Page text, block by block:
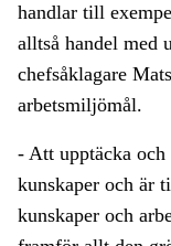
handlar till
alltså handel med
chefsåklagare
arbetsmiljömål.
- Att upptäcka
kunskaper och är
kunskaper och